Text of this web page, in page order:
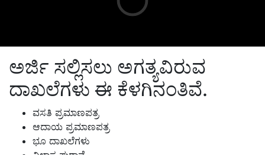
ಅರ್ಜಿ ಸಲ್ಲಿಸಲು ಅಗತ್ಯವಿರುವ
ದಾಖಲೆಗಳು ಈ ಕೆಳಗಿನಂತಿವೆ.
ವಸತಿ ಪ್ರಮಾಣಪತ್ರ
ಆದಾಯ ಪ್ರಮಾಣಪತ್ರ
ಭೂ ದಾಖಲೆಗಳು